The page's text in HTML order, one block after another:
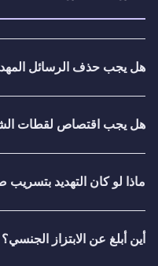
هل يجب حذف الرسائل
هل يجب اقتصاص لقطات
ماذا لو كان التهديد بتسريب
أين أبلغ عن الابتزاز الجنسي؟